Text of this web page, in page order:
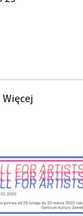
Więcej